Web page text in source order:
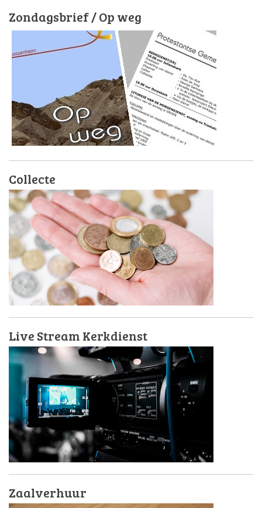
Zondagsbrief / Op weg
Collecte
Live Stream Kerkdienst
Zaalverhuur